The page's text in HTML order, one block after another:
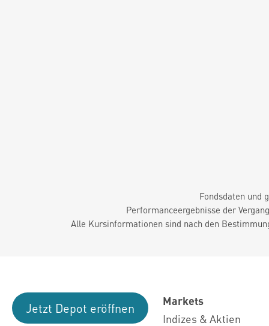
Fondsdaten und
Performanceergebnisse der
Alle Kursinformationen sind nach den
Jetzt Depot eröffnen
Markets
Indizes & Aktien